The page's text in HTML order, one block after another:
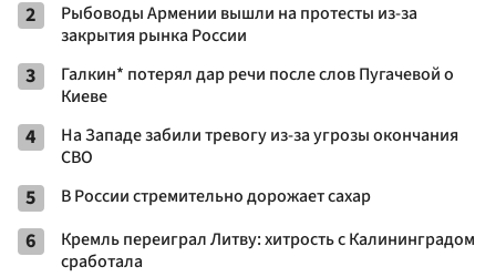
2
Рыбоводы Армении вышли на протесты из-за
закрытия рынка России
3
Галкин* потерял дар речи после слов Пугачевой о
Киеве
4
На Западе забили тревогу из-за угрозы окончания
СВО
5 В России стремительно дорожает сахар
6
Кремль переиграл Литву: хитрость с Калининградом
сработала